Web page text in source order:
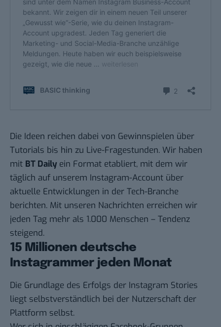
Die Ideen reichen dabei von Gewinnspielen über
Tutorials bis hin zu Live-Fragestunden. Wir haben
mit BT Daily ein Format etabliert, mit dem wir
täglich auf unserem Instagram-Account über
aktuelle Entwicklungen in der Tech-Branche
berichten. Mit unseren Nachrichten erreichen wir
jeden Tag mehr als 1.000 Menschen – Tendenz
steigend.
15 Millionen deutsche
Instagrammer jeden Monat
Die Grundlage des Erfolgs der Instagram Stories
liegt selbstverständlich bei der Nutzerschaft der
Plattform selbst.